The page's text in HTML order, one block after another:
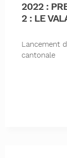
2022 :
2 : LE
Lancement
cantonale